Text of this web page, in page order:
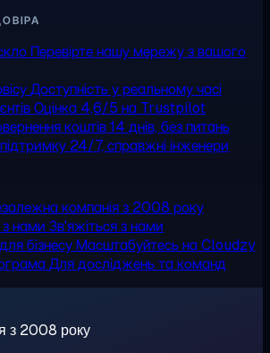
Перевірте нашу мережу з вашого
Доступність у реальному часі
Оцінка 4,6/5 на Trustpilot
коштів14 днів, без питань
24/7, справжні інженери
компанія з 2008 року
нами Зв'яжіться з нами
бізнесуМасштабуйтесь на Cloudzy
Для досліджень та команд
з 2008 року